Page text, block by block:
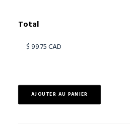
Total
AJOUTER AU PANIER